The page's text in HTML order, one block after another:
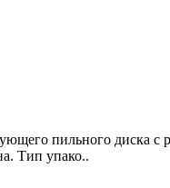
пильного диска с
Тип упако..